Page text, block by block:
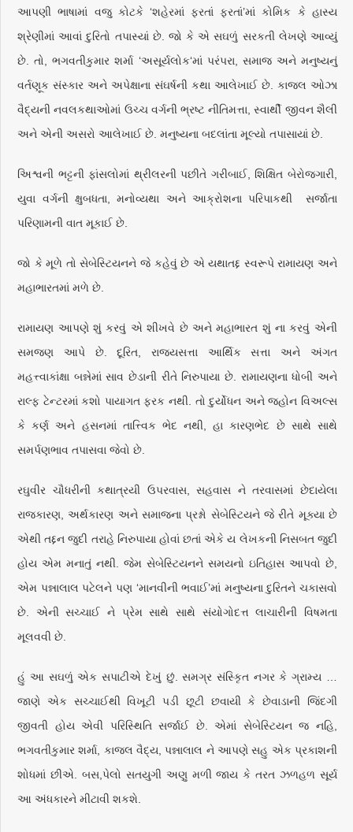
આપણી ભાષામાં વજુ કોટકે ‘શહેરમાં ફરતાં ફરતાં’માં કોમિક કે હાસ્ય
શ્રેણીમાં આવાં દુરિતો તપાસ્યાં છે. જો કે એ સઘળું સરકતી લેખણે આવ્યું
છે. તો, ભગવતીકુમાર શર્મા ‘અસૂર્યલોક‘માં પરંપરા, સમાજ અને મનુષ્યનું
વર્તણૂક સંસ્કાર અને અપેક્ષાના સંઘર્ષની કથા આલેખાઈ છે. કાજલ ઓઝા
વૈદ્યની નવલકથાઓમાં ઉચ્ચ વર્ગની ભ્રષ્ટ નીતિમત્તા, સ્વાર્થી જીવન શૈલી
અને એની અસરો આલેખાઈ છે. મનુષ્યના બદલાંતા મૂલ્યો તપાસાયાં છે.
અિશ્વની ભટ્ટની ફાંસલોમાં થ્રીલરની પછીતે ગરીબાઈ, શિક્ષિત બેરોજગારી,
યુવા વર્ગની ક્ષુબધતા, મનોવ્યથા અને આક્રોશના પરિપાકથી સર્જાતા
પરિણામની વાત મૂકાઈ છે.
જો કે મૂળે તો સેબેસ્ટિયનને જે કહેવું છે એ યથાતદ્દ સ્વરૂપે રામાયણ અને
મહાભારતમાં મળે છે.
રામાયણ આપણે શું કરવું એ શીખવે છે અને મહાભારત શું ના કરવું એની
સમજણ આપે છે. દૂરિત, રાજ્યસત્તા આર્થિક સત્તા અને અંગત
મહત્ત્વાકાંક્ષા બન્નેમાં સાવ છેડાની રીતે નિરુપાયા છે. રામાયણના ધોબી અને
રાલ્ફ ટેન્ટરમાં કશો પાયાગત ફરક નથી. તો દુર્યોધન અને જહોન વિઅલ્સ
કે કર્ણ અને હસનમાં તાત્ત્વિક ભેદ નથી, હા કારણભેદ છે સાથે સાથે
સમર્પણભાવ તપાસવા જેવો છે.
રઘુવીર ચૌધરીની કથાત્રયી ઉપરવાસ, સહવાસ ને તરવાસમાં છેદાયેલા
રાજકારણ, અર્થકારણ અને સમાજના પ્રશ્નો સેબેસ્ટિયને જે રીતે મૂક્યા છે
એથી તદ્દન જુદી તરાહે નિરુપાયા હોવાં છતાં એકે ય લેખકની નિસબત જુદી
હોય એમ મનાતું નથી. જેમ સેબેસ્ટિયનને સમયનો ઇતિહાસ આપવો છે,
એમ પન્નાલાલ પટેલને પણ ‘માનવીની ભવાઈ’માં મનુષ્યના દુરિતને ચકાસવો
છે. એની સચ્ચાઈ ને પ્રેમ સાથે સાથે સંયોગોદત્ત લાચારીની વિષમતા
મૂલવવી છે.
હું આ સઘળું એક સપાટીએ દેખું છું. સમગ્ર સંસ્કૃિત નગર કે ગ્રામ્ય …
જાણે એક સચ્ચાઈથી વિખૂટી પડી છૂટી છવાયી કે છેવાડાની જિંદગી
જીવતી હોય એવી પરિસ્થિતિ સર્જાઈ છે. એમાં સેબેસ્ટિયન જ નહિ,
ભગવતીકુમાર શર્મા, કાજલ વૈદ્ય, પન્નાલાલ ને આપણે સહુ એક પ્રકાશની
શોધમાં છીએ. બસ,પેલો સતયુગી અણુ મળી જાય કે તરત ઝળહળ સૂર્ય
આ અંધકારને મીટાવી શકશે.